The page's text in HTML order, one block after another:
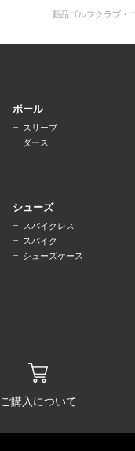
新品ゴルフクラブ・
ボール
スリーブ
ダース
シューズ
スパイクレス
スパイク
シューズケース
ご購入について